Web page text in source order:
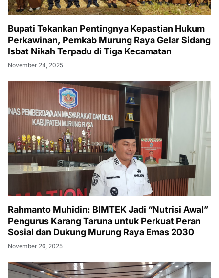
Bupati Tekankan Pentingnya Kepastian Hukum
Perkawinan, Pemkab Murung Raya Gelar Sidang
Isbat Nikah Terpadu di Tiga Kecamatan
November 24, 2025
Rahmanto Muhidin: BIMTEK Jadi “Nutrisi Awal”
Pengurus Karang Taruna untuk Perkuat Peran
Sosial dan Dukung Murung Raya Emas 2030
November 26, 2025